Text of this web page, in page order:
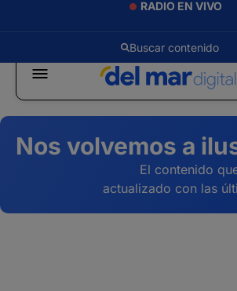
RADIO EN VIVO
Nos volvemos a
El contenido
actualizado con las